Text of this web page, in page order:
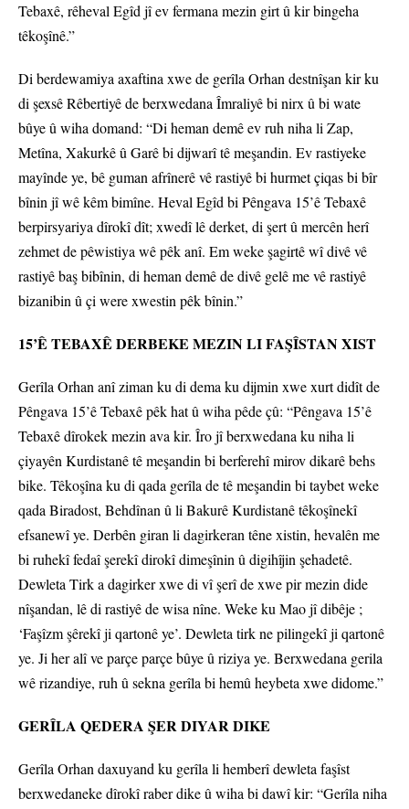
Tebaxê, rêheval Egîd jî ev fermana mezin girt û kir bingeha
têkoşînê.”
Di berdewamiya axaftina xwe de gerîla Orhan destnîşan kir ku
di şexsê Rêbertiyê de berxwedana Îmraliyê bi nirx û bi wate
bûye û wiha domand: “Di heman demê ev ruh niha li Zap,
Metîna, Xakurkê û Garê bi dijwarî tê meşandin. Ev rastiyeke
mayînde ye, bê guman afrînerê vê rastiyê bi hurmet çiqas bi bîr
bînin jî wê kêm bimîne. Heval Egîd bi Pêngava 15’ê Tebaxê
berpirsyariya dîrokî dît; xwedî lê derket, di şert û mercên herî
zehmet de pêwistiya wê pêk anî. Em weke şagirtê wî divê vê
rastiyê baş bibînin, di heman demê de divê gelê me vê rastiyê
bizanibin û çi were xwestin pêk bînin.”
15’Ê TEBAXÊ DERBEKE MEZIN LI FAŞÎSTAN XIST
Gerîla Orhan anî ziman ku di dema ku dijmin xwe xurt didît de
Pêngava 15’ê Tebaxê pêk hat û wiha pêde çû: “Pêngava 15’ê
Tebaxê dîrokek mezin ava kir. Îro jî berxwedana ku niha li
çiyayên Kurdistanê tê meşandin bi berferehî mirov dikarê behs
bike. Têkoşîna ku di qada gerîla de tê meşandin bi taybet weke
qada Biradost, Behdînan û li Bakurê Kurdistanê têkoşînekî
efsanewî ye. Derbên giran li dagirkeran têne xistin, hevalên me
bi ruhekî fedaî şerekî dirokî dimeşînin û digihîjin şehadetê.
Dewleta Tirk a dagirker xwe di vî şerî de xwe pir mezin dide
nîşandan, lê di rastiyê de wisa nîne. Weke ku Mao jî dibêje ;
‘Faşîzm şêrekî ji qartonê ye’. Dewleta tirk ne pilingekî ji qartonê
ye. Ji her alî ve parçe parçe bûye û riziya ye. Berxwedana gerila
wê rizandiye, ruh û sekna gerîla bi hemû heybeta xwe didome.”
GERÎLA QEDERA ŞER DIYAR DIKE
Gerîla Orhan daxuyand ku gerîla li hemberî dewleta faşîst
berxwedaneke dîrokî raber dike û wiha bi dawî kir: “Gerîla niha